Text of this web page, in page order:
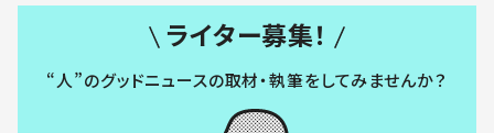
ライター募集！
“人”のグッドニュースの取材・執筆をしてみませんか？